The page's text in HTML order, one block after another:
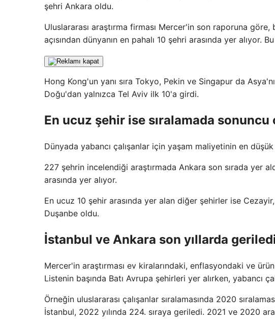
şehri Ankara oldu.
Uluslararası araştırma firması Mercer'in son raporuna
açısından dünyanın en pahalı 10 şehri arasında yer alıyor.
Hong Kong'un yanı sıra Tokyo, Pekin ve Singapur da
Doğu'dan yalnızca Tel Aviv ilk 10'a girdi.
En ucuz şehir ise sıralamada
Dünyada yabancı çalışanlar için yaşam maliyetinin en
227 şehrin incelendiği araştırmada Ankara son sırada yer
arasında yer alıyor.
En ucuz 10 şehir arasında yer alan diğer şehirler ise
Duşanbe oldu.
İstanbul ve Ankara son yıllarda
Mercer'in araştırması ev kiralarındaki, enflasyondaki ve
Listenin başında Batı Avrupa şehirleri yer alırken, yabancı
Örneğin uluslararası çalışanlar sıralamasında 2020
İstanbul, 2022 yılında 224. sıraya geriledi. 2021 ve 2020